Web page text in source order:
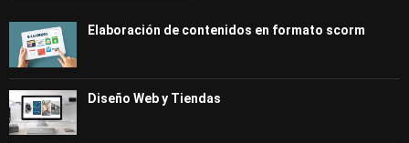
Elaboración de contenidos en formato scorm
Diseño Web y Tiendas